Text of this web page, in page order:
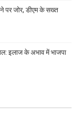
पर जोर, डीएम के सख्त
इलाज के अभाव में भाजपा